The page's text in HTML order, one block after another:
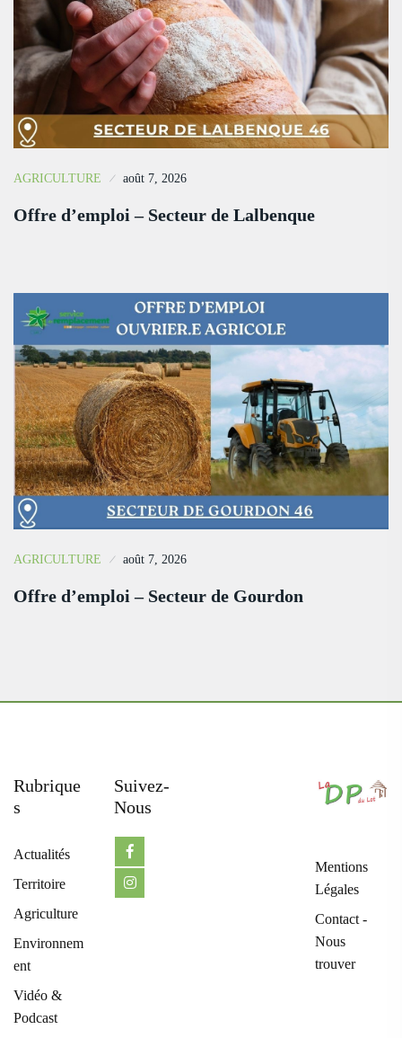
AGRICULTURE août 7, 2026
Offre d’emploi – Secteur de Lalbenque
AGRICULTURE août 7, 2026
Offre d’emploi – Secteur de Gourdon
Rubrique
S
Actualités
Territoire
Agriculture
Environnem
ent
Vidéo &
Podcast
Suivez-
Nous
Mentions
Légales
Contact -
Nous
trouver